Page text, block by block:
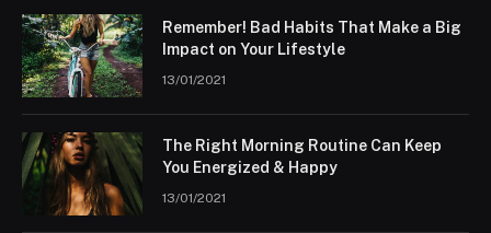
Remember! Bad Habits That Make a Big
Impact on Your Lifestyle
13/01/2021
The Right Morning Routine Can Keep
You Energized & Happy
13/01/2021